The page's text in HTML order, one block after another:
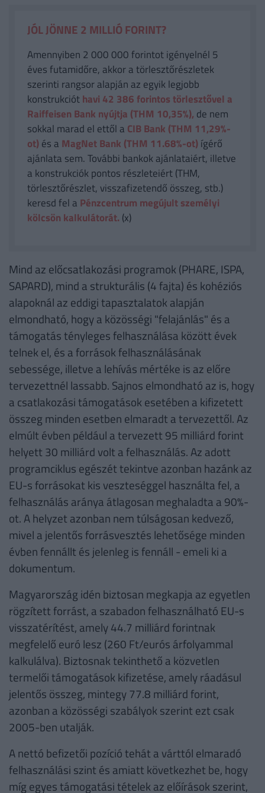
JÓL JÖNNE 2 MILLIÓ FORINT?
Amennyiben 2 000 000 forintot igényelnél 5
éves futamidőre, akkor a törlesztőrészletek
szerinti rangsor alapján az egyik legjobb
konstrukcióthavi 42 386 forintos törlesztővel a
Raiffeisen Bank nyújtja (THM 10,35%), de nem
sokkal marad el ettől a CIB Bank (THM 11,29%-
ot)és a MagNet Bank (THM 11.68%-ot)ígérő
ajánlata sem. További bankok ajánlataiért, illetve
a konstrukciók pontos részleteiért (THM,
törlesztőrészlet, visszafizetendő összeg, stb.)
keresd fel a Pénzcentrum megújult személyi
kölcsön kalkulátorát. (x)
Mind az előcsatlakozási programok (PHARE, ISPA,
SAPARD), mind a strukturális (4 fajta) és kohéziós
alapoknál az eddigi tapasztalatok alapján
elmondható, hogy a közösségi "felajánlás" és a
támogatás tényleges felhasználása között évek
telnek el, és a források felhasználásának
sebessége, illetve a lehívás mértéke is az előre
tervezettnél lassabb. Sajnos elmondható az is, hogy
a csatlakozási támogatások esetében a kifizetett
összeg minden esetben elmaradt a tervezettől. Az
elmúlt évben például a tervezett 95 milliárd forint
helyett 30 milliárd volt a felhasználás. Az adott
programciklus egészét tekintve azonban hazánk az
EU-s forrásokat kis veszteséggel használta fel, a
felhasználás aránya átlagosan meghaladta a 90%-
ot. A helyzet azonban nem túlságosan kedvező,
mivel a jelentős forrásvesztés lehetősége minden
évben fennállt és jelenleg is fennáll - emeli ki a
dokumentum.
Magyarország idén biztosan megkapja az egyetlen
rögzített forrást, a szabadon felhasználható EU-s
visszatérítést, amely 44.7 milliárd forintnak
megfelelő euró lesz (260 Ft/eurós árfolyammal
kalkulálva). Biztosnak tekinthető a közvetlen
termelői támogatások kifizetése, amely ráadásul
jelentős összeg, mintegy 77.8 milliárd forint,
azonban a közösségi szabályok szerint ezt csak
2005-ben utalják.
A nettó befizetői pozíció tehát a várttól elmaradó
felhasználási szint és amiatt következhet be, hogy
míg egyes támogatási tételek az előírások szerint,